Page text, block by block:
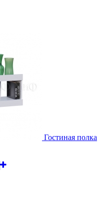
Гостиная полка